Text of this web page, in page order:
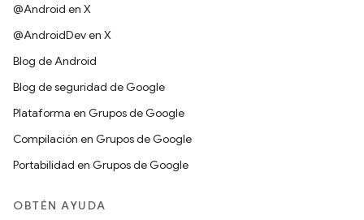
@Android en X
@AndroidDev en X
Blog de Android
Blog de seguridad de Google
Plataforma en Grupos de Google
Compilación en Grupos de Google
Portabilidad en Grupos de Google
OBTÉN AYUDA